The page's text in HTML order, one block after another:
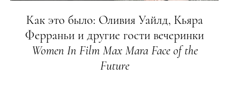
Как это было: Оливия Уайлд, Кьяра
Ферраньи и другие гости вечеринки
Women In Film Max Mara Face of the
Future